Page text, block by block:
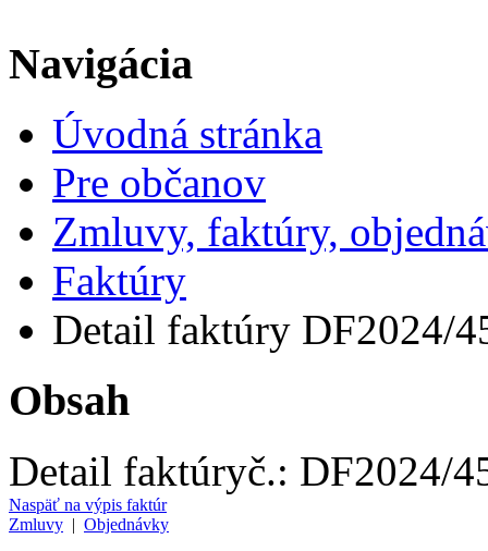
Navigácia
Úvodná stránka
Pre občanov
Zmluvy, faktúry,
Faktúry
Detail faktúry DF2024/
Obsah
Detail faktúryč.: DF2024/
Naspäť na výpis faktúr
Zmluvy | Objednávky